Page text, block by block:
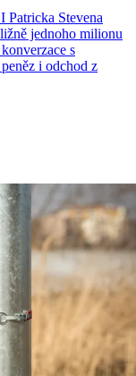
Patricka Stevena
jednoho milionu
s
i odchod z